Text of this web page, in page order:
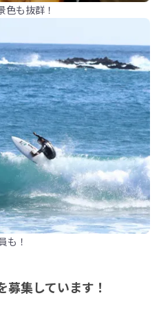
色も抜群！
も！
集しています！